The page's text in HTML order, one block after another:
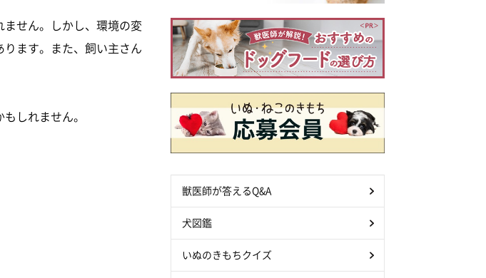
せん。しかし、環境の変
ます。また、飼い主さん
しれません。
獣医師が答えるQ&A
犬図鑑
いぬのきもちクイズ